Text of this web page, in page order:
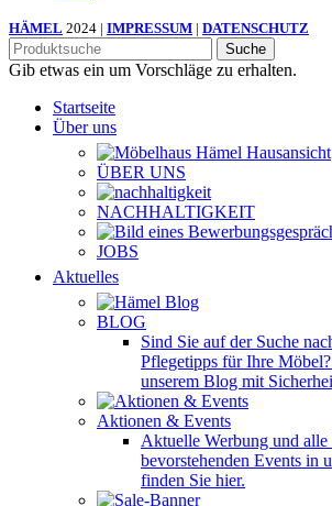
HÄMEL 2024 | IMPRESSUM | DATENSCHUTZ
Suche
Gib etwas ein um Vorschläge zu erhalten.
Startseite
Über uns
ÜBER UNS
NACHHALTIGKEIT
JOBS
Aktuelles
BLOG
Sind Sie auf der Suche
Pflegetipps für Ihre
unserem Blog mit
Aktionen & Events
Aktuelle Werbung und
bevorstehenden Events in
finden Sie hier.